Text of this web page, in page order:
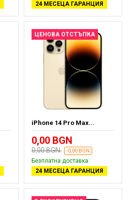
24 МЕСЕЦА ГАРАНЦИЯ
ЦЕНОВА ОТСТЪПКА
iPhone 14 Pro Max...
0,00 BGN
0,00 BGN -0,00 BGN
Безплатна доставка
24 МЕСЕЦА ГАРАНЦИЯ